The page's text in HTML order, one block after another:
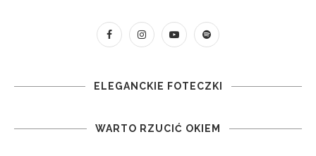
ELEGANCKIE FOTECZKI
WARTO RZUCIĆ OKIEM